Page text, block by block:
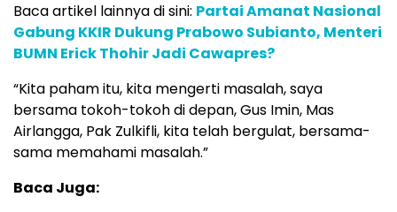
Baca artikel lainnya di sini: Partai Amanat Nasional
Gabung KKIR Dukung Prabowo Subianto, Menteri
BUMN Erick Thohir Jadi Cawapres?
“Kita paham itu, kita mengerti masalah, saya
bersama tokoh-tokoh di depan, Gus Imin, Mas
Airlangga, Pak Zulkifli, kita telah bergulat, bersama-
sama memahami masalah.”
Baca Juga: